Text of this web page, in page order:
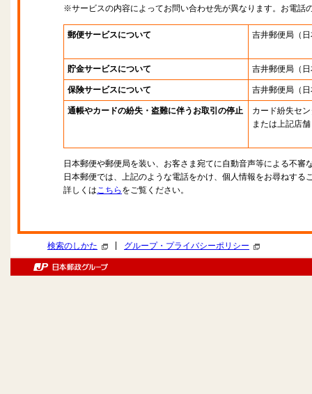
※サービスの内容によってお問い合わせ先が異なります。お電話
郵便サービスについて 吉井郵便局 （
貯金サービスについて 吉井郵便局 （
保険サービスについて 吉井郵便局 （
通帳やカードの紛失・盗難に伴うお取引の停止
カード紛失セ
または上記店舗
日本郵便や郵便局を装い、お客さま宛てに自動音声等による不審
日本郵便では、上記のような電話をかけ、個人情報をお尋ねする
詳しくはこちら をご覧ください。
検索のしかた グループ・プライバシーポリシー